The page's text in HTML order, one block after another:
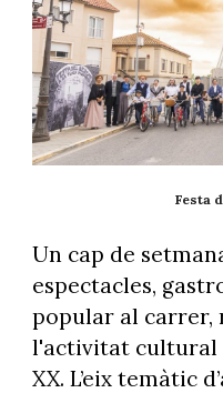
Festa
Un cap de
espectacles,
popular al carrer,
l'activitat cultural
XX. L’eix temàtic